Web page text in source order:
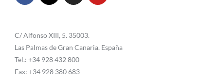
C/ Alfonso XIII, 5. 35003.
Las Palmas de Gran Canaria. España
Tel.: +34 928 432 800
Fax: +34 928 380 683